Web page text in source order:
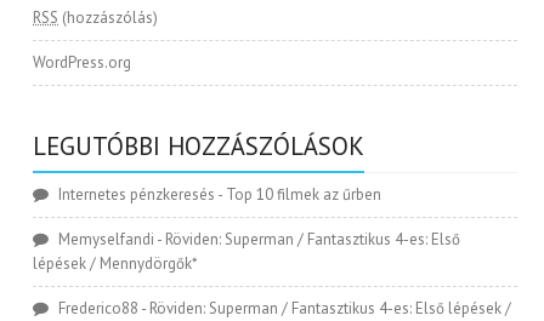
RSS (hozzászólás)
WordPress.org
LEGUTÓBBI HOZZÁSZÓLÁSOK
Internetes pénzkeresés - Top 10 filmek az űrben
Memyselfandi - Röviden: Superman / Fantasztikus 4-es: Első
lépések / Mennydörgők*
Frederico88 - Röviden: Superman / Fantasztikus 4-es: Első lépések /